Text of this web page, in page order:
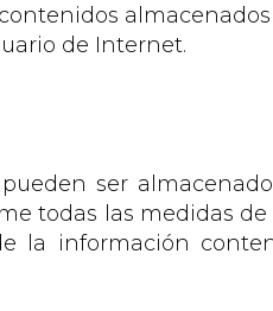
de Internet.
ser
todas las medidas
la información